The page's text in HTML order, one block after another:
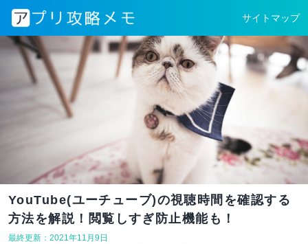
サイトマップ
YouTube(ユーチューブ)の視聴時間を確認する
方法を解説！閲覧しすぎ防止機能も！
最終更新：2021年11月9日